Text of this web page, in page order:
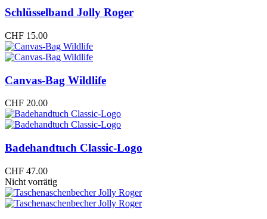
Schlüsselband Jolly Roger
CHF 15.00
Canvas-Bag Wildlife
CHF 20.00
Badehandtuch Classic-Logo
CHF 47.00
Nicht vorrätig